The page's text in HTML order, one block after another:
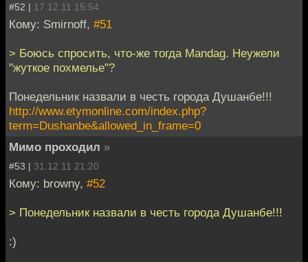
#52 | 17.12.11 15:54
Кому: Smirnoff, #51
> Боюсь спросить, что-же тогда Mandag. Неужели
"жуткое похмелье"?
Понедельник назвали в честь города Душанбе!!!
http://www.etymonline.com/index.php?
term=Dushanbe&allowed_in_frame=0
Мимо проходил »
#53 | 31.12.11 21:20
Кому: browny, #52
> Понедельник назвали в честь города Душанбе!!!
:)